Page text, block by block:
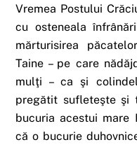
Vremea Postului
cu osteneala
mărturisirea
Taine – pe care
mulţi – ca şi
pregătit sufleteşte şi
bucuria acestui mare
că o bucurie